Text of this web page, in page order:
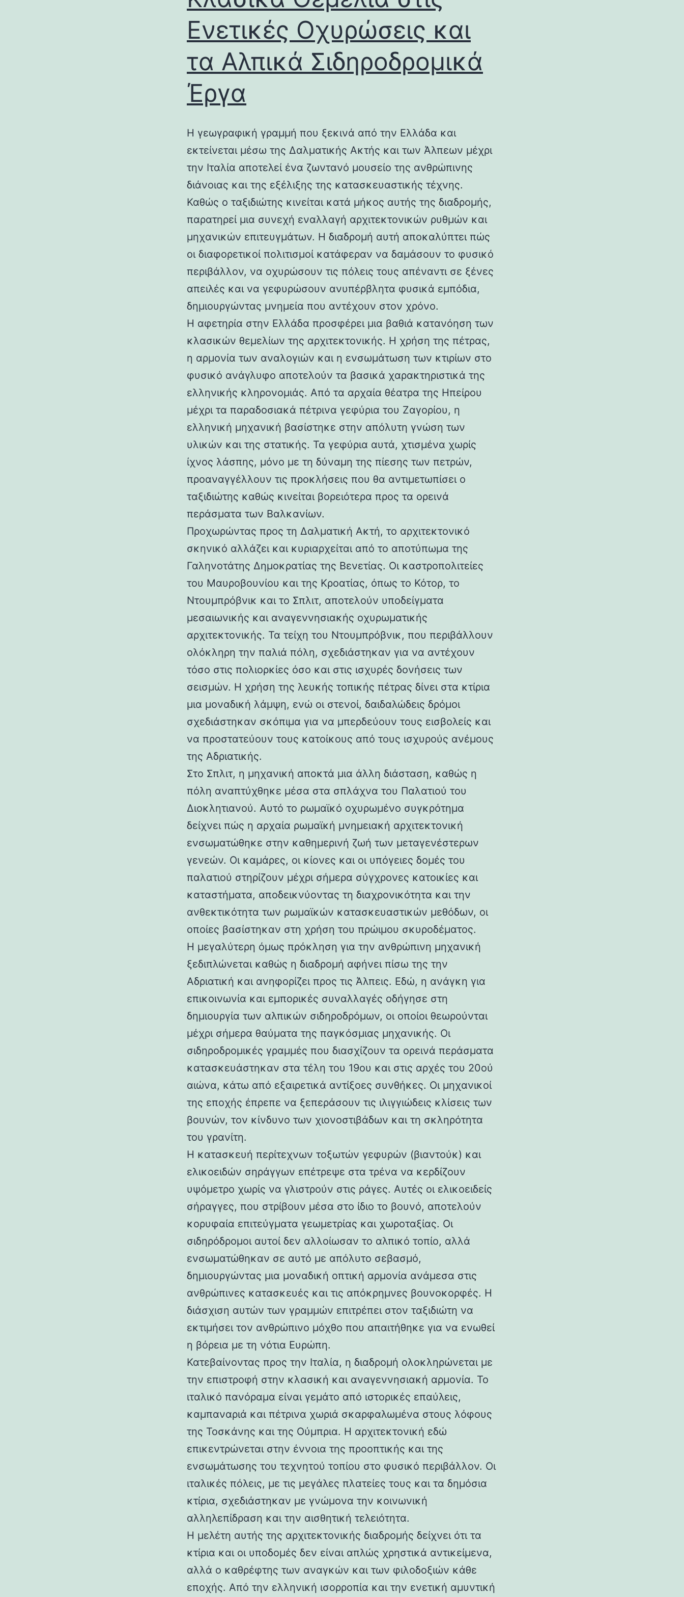
Ενετικές Οχυρώσεις και
τα Αλπικά Σιδηροδρομικά
Έργα
Η γεωγραφική γραμμή που ξεκινά από την Ελλάδα και
εκτείνεται μέσω της Δαλματικής Ακτής και των Άλπεων μέχρι
την Ιταλία αποτελεί ένα ζωντανό μουσείο της ανθρώπινης
διάνοιας και της εξέλιξης της κατασκευαστικής τέχνης.
Καθώς ο ταξιδιώτης κινείται κατά μήκος αυτής της διαδρομής,
παρατηρεί μια συνεχή εναλλαγή αρχιτεκτονικών ρυθμών και
μηχανικών επιτευγμάτων. Η διαδρομή αυτή αποκαλύπτει πώς
οι διαφορετικοί πολιτισμοί κατάφεραν να δαμάσουν το φυσικό
περιβάλλον, να οχυρώσουν τις πόλεις τους απέναντι σε ξένες
απειλές και να γεφυρώσουν ανυπέρβλητα φυσικά εμπόδια,
δημιουργώντας μνημεία που αντέχουν στον χρόνο.
Η αφετηρία στην Ελλάδα προσφέρει μια βαθιά κατανόηση των
κλασικών θεμελίων της αρχιτεκτονικής. Η χρήση της πέτρας,
η αρμονία των αναλογιών και η ενσωμάτωση των κτιρίων στο
φυσικό ανάγλυφο αποτελούν τα βασικά χαρακτηριστικά της
ελληνικής κληρονομιάς. Από τα αρχαία θέατρα της Ηπείρου
μέχρι τα παραδοσιακά πέτρινα γεφύρια του Ζαγορίου, η
ελληνική μηχανική βασίστηκε στην απόλυτη γνώση των
υλικών και της στατικής. Τα γεφύρια αυτά, χτισμένα χωρίς
ίχνος λάσπης, μόνο με τη δύναμη της πίεσης των πετρών,
προαναγγέλλουν τις προκλήσεις που θα αντιμετωπίσει ο
ταξιδιώτης καθώς κινείται βορειότερα προς τα ορεινά
περάσματα των Βαλκανίων.
Προχωρώντας προς τη Δαλματική Ακτή, το αρχιτεκτονικό
σκηνικό αλλάζει και κυριαρχείται από το αποτύπωμα της
Γαληνοτάτης Δημοκρατίας της Βενετίας. Οι καστροπολιτείες
του Μαυροβουνίου και της Κροατίας, όπως το Κότορ, το
Ντουμπρόβνικ και το Σπλιτ, αποτελούν υποδείγματα
μεσαιωνικής και αναγεννησιακής οχυρωματικής
αρχιτεκτονικής. Τα τείχη του Ντουμπρόβνικ, που περιβάλλουν
ολόκληρη την παλιά πόλη, σχεδιάστηκαν για να αντέχουν
τόσο στις πολιορκίες όσο και στις ισχυρές δονήσεις των
σεισμών. Η χρήση της λευκής τοπικής πέτρας δίνει στα κτίρια
μια μοναδική λάμψη, ενώ οι στενοί, δαιδαλώδεις δρόμοι
σχεδιάστηκαν σκόπιμα για να μπερδεύουν τους εισβολείς και
να προστατεύουν τους κατοίκους από τους ισχυρούς ανέμους
της Αδριατικής.
Στο Σπλιτ, η μηχανική αποκτά μια άλλη διάσταση, καθώς η
πόλη αναπτύχθηκε μέσα στα σπλάχνα του Παλατιού του
Διοκλητιανού. Αυτό το ρωμαϊκό οχυρωμένο συγκρότημα
δείχνει πώς η αρχαία ρωμαϊκή μνημειακή αρχιτεκτονική
ενσωματώθηκε στην καθημερινή ζωή των μεταγενέστερων
γενεών. Οι καμάρες, οι κίονες και οι υπόγειες δομές του
παλατιού στηρίζουν μέχρι σήμερα σύγχρονες κατοικίες και
καταστήματα, αποδεικνύοντας τη διαχρονικότητα και την
ανθεκτικότητα των ρωμαϊκών κατασκευαστικών μεθόδων, οι
οποίες βασίστηκαν στη χρήση του πρώιμου σκυροδέματος.
Η μεγαλύτερη όμως πρόκληση για την ανθρώπινη μηχανική
ξεδιπλώνεται καθώς η διαδρομή αφήνει πίσω της την
Αδριατική και ανηφορίζει προς τις Άλπεις. Εδώ, η ανάγκη για
επικοινωνία και εμπορικές συναλλαγές οδήγησε στη
δημιουργία των αλπικών σιδηροδρόμων, οι οποίοι θεωρούνται
μέχρι σήμερα θαύματα της παγκόσμιας μηχανικής. Οι
σιδηροδρομικές γραμμές που διασχίζουν τα ορεινά περάσματα
κατασκευάστηκαν στα τέλη του 19ου και στις αρχές του 20ού
αιώνα, κάτω από εξαιρετικά αντίξοες συνθήκες. Οι μηχανικοί
της εποχής έπρεπε να ξεπεράσουν τις ιλιγγιώδεις κλίσεις των
βουνών, τον κίνδυνο των χιονοστιβάδων και τη σκληρότητα
του γρανίτη.
Η κατασκευή περίτεχνων τοξωτών γεφυρών (βιαντούκ) και
ελικοειδών σηράγγων επέτρεψε στα τρένα να κερδίζουν
υψόμετρο χωρίς να γλιστρούν στις ράγες. Αυτές οι ελικοειδείς
σήραγγες, που στρίβουν μέσα στο ίδιο το βουνό, αποτελούν
κορυφαία επιτεύγματα γεωμετρίας και χωροταξίας. Οι
σιδηρόδρομοι αυτοί δεν αλλοίωσαν το αλπικό τοπίο, αλλά
ενσωματώθηκαν σε αυτό με απόλυτο σεβασμό,
δημιουργώντας μια μοναδική οπτική αρμονία ανάμεσα στις
ανθρώπινες κατασκευές και τις απόκρημνες βουνοκορφές. Η
διάσχιση αυτών των γραμμών επιτρέπει στον ταξιδιώτη να
εκτιμήσει τον ανθρώπινο μόχθο που απαιτήθηκε για να ενωθεί
η βόρεια με τη νότια Ευρώπη.
Κατεβαίνοντας προς την Ιταλία, η διαδρομή ολοκληρώνεται με
την επιστροφή στην κλασική και αναγεννησιακή αρμονία. Το
ιταλικό πανόραμα είναι γεμάτο από ιστορικές επαύλεις,
καμπαναριά και πέτρινα χωριά σκαρφαλωμένα στους λόφους
της Τοσκάνης και της Ούμπρια. Η αρχιτεκτονική εδώ
επικεντρώνεται στην έννοια της προοπτικής και της
ενσωμάτωσης του τεχνητού τοπίου στο φυσικό περιβάλλον. Οι
ιταλικές πόλεις, με τις μεγάλες πλατείες τους και τα δημόσια
κτίρια, σχεδιάστηκαν με γνώμονα την κοινωνική
αλληλεπίδραση και την αισθητική τελειότητα.
Η μελέτη αυτής της αρχιτεκτονικής διαδρομής δείχνει ότι τα
κτίρια και οι υποδομές δεν είναι απλώς χρηστικά αντικείμενα,
αλλά ο καθρέφτης των αναγκών και των φιλοδοξιών κάθε
εποχής. Από την ελληνική ισορροπία και την ενετική αμυντική